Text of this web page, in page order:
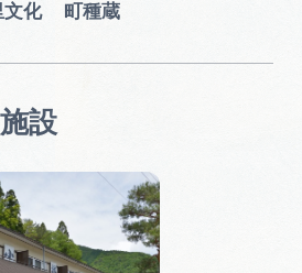
文化
町種蔵
設